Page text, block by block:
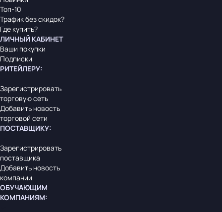
Топ-10
Трафик без скидок?
Где купить?
ЛИЧНЫЙ КАБИНЕТ
Ваши покупки
Подписки
РИТЕЙЛЕРУ:
Зарегистрировать
торговую сеть
Добавить новость
торговой сети
ПОСТАВЩИКУ:
Зарегистрировать
поставщика
Добавить новость
компании
ОБУЧАЮЩИМ
КОМПАНИЯМ: